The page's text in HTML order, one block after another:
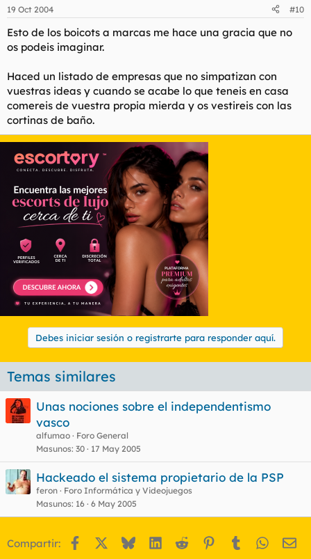
19 Oct 2004 #10
Esto de los boicots a marcas me hace una gracia que no
os podeis imaginar.
Haced un listado de empresas que no simpatizan con
vuestras ideas y cuando se acabe lo que teneis en casa
comereis de vuestra propia mierda y os vestireis con las
cortinas de baño.
Debes iniciar sesión o registrarte para responder aquí.
Temas similares
Unas nociones sobre el independentismo
vasco
alfumao
Foro General
Masunos 30 17 May 2005
Hackeado el sistema propietario de la PSP
feron
Foro Informática y Videojuegos
Masunos 16 6 May 2005
Compartir: Facebook BlueskyLinkedIn
Reddit Pinterest
Tumblr